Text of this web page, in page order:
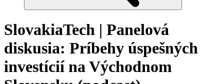
SlovakiaTech | Panelová
diskusia: Príbehy úspešných
investícií na Východnom